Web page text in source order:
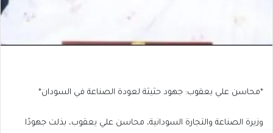
*محاسن علي يعقوب: جهود حثيثة لعودة الصناعة في السودان*
وزيرة الصناعة والتجارة السودانية، محاسن علي يعقوب، بذلت جهودًا